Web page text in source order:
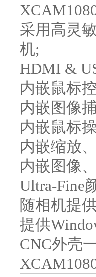
采用高灵
机;
HDMI &
内嵌鼠标
内嵌图像
内嵌鼠标
内嵌缩放
内嵌图像
Ultra-Fine
随相机提
提供
CNC外壳